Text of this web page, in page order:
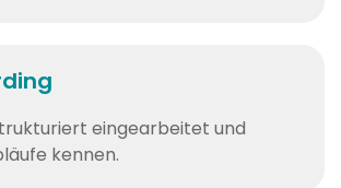
eingearbeitet und
kennen.